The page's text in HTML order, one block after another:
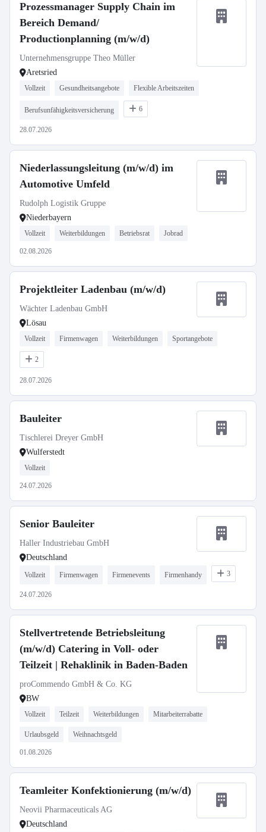
Prozessmanager Supply Chain im
Bereich Demand/
Productionplanning (m/w/d)
Unternehmensgruppe Theo Müller
Aretsried
Vollzeit Gesundheitsangebote Flexible Arbeitszeiten
Berufsunfähigkeitsversicherung 6
28.07.2026
Niederlassungsleitung (m/w/d) im
Automotive Umfeld
Rudolph Logistik Gruppe
Niederbayern
Vollzeit Weiterbildungen Betriebsrat Jobrad
02.08.2026
Projektleiter Ladenbau (m/w/d)
Wächter Ladenbau GmbH
Lösau
Vollzeit Firmenwagen Weiterbildungen Sportangebote
2
28.07.2026
Bauleiter
Tischlerei Dreyer GmbH
Wulferstedt
Vollzeit
24.07.2026
Senior Bauleiter
Haller Industriebau GmbH
Deutschland
Vollzeit Firmenwagen Firmenevents Firmenhandy 3
24.07.2026
Stellvertretende Betriebsleitung
(m/w/d) Catering in Voll- oder
Teilzeit | Rehaklinik in Baden-Baden
proCommendo GmbH & Co. KG
BW
Vollzeit Teilzeit Weiterbildungen Mitarbeiterrabatte
Urlaubsgeld Weihnachtsgeld
01.08.2026
Teamleiter Konfektionierung (m/w/d)
Neovii Pharmaceuticals AG
Deutschland